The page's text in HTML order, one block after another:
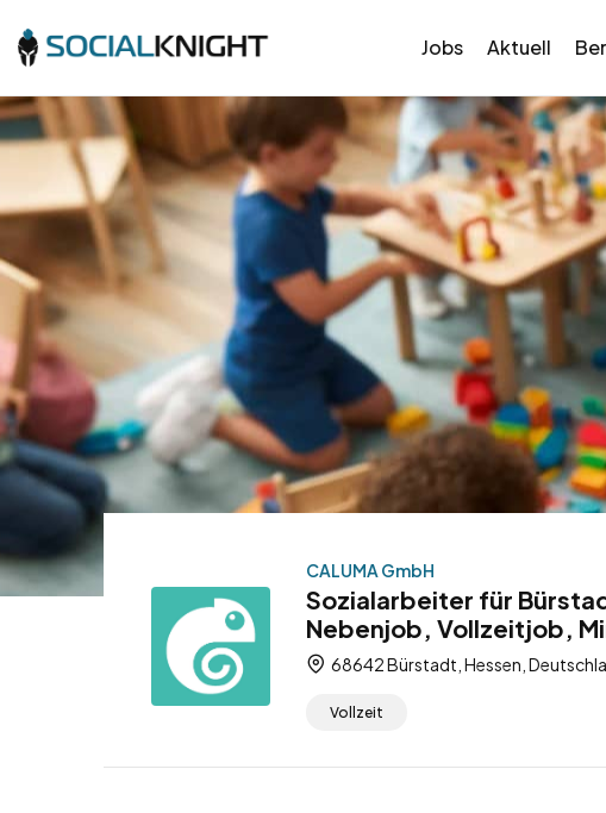
Jobs Aktuell
CALUMA GmbH
Sozialarbeiter für
Nebenjob, Vollzeitjob,
68642 Bürstadt, Hessen,
Vollzeit